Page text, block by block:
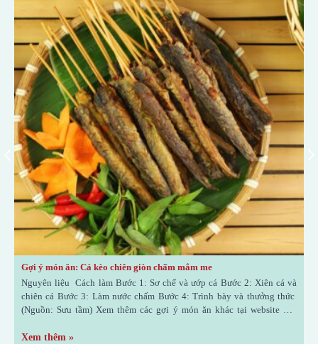
Gợi ý món ăn: Cá kèo chiên giòn chấm mắm me
Nguyên liệu Cách làm Bước 1: Sơ chế và ướp cá Bước 2: Xiên cá và
chiên cá Bước 3: Làm nước chấm Bước 4: Trình bày và thưởng thức
(Nguồn: Sưu tầm) Xem thêm các gợi ý món ăn khác tại website của
tuc/kien-thuc/goc-am-thuc/
Xem thêm »